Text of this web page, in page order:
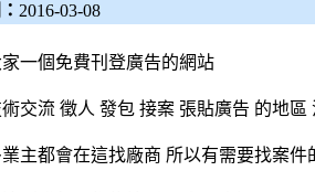
2016-03-08
一個免費刊登廣告的網站
交流 徵人 發包 接案 張貼廣告 的地
主都會在這找廠商 所以有需要找案件